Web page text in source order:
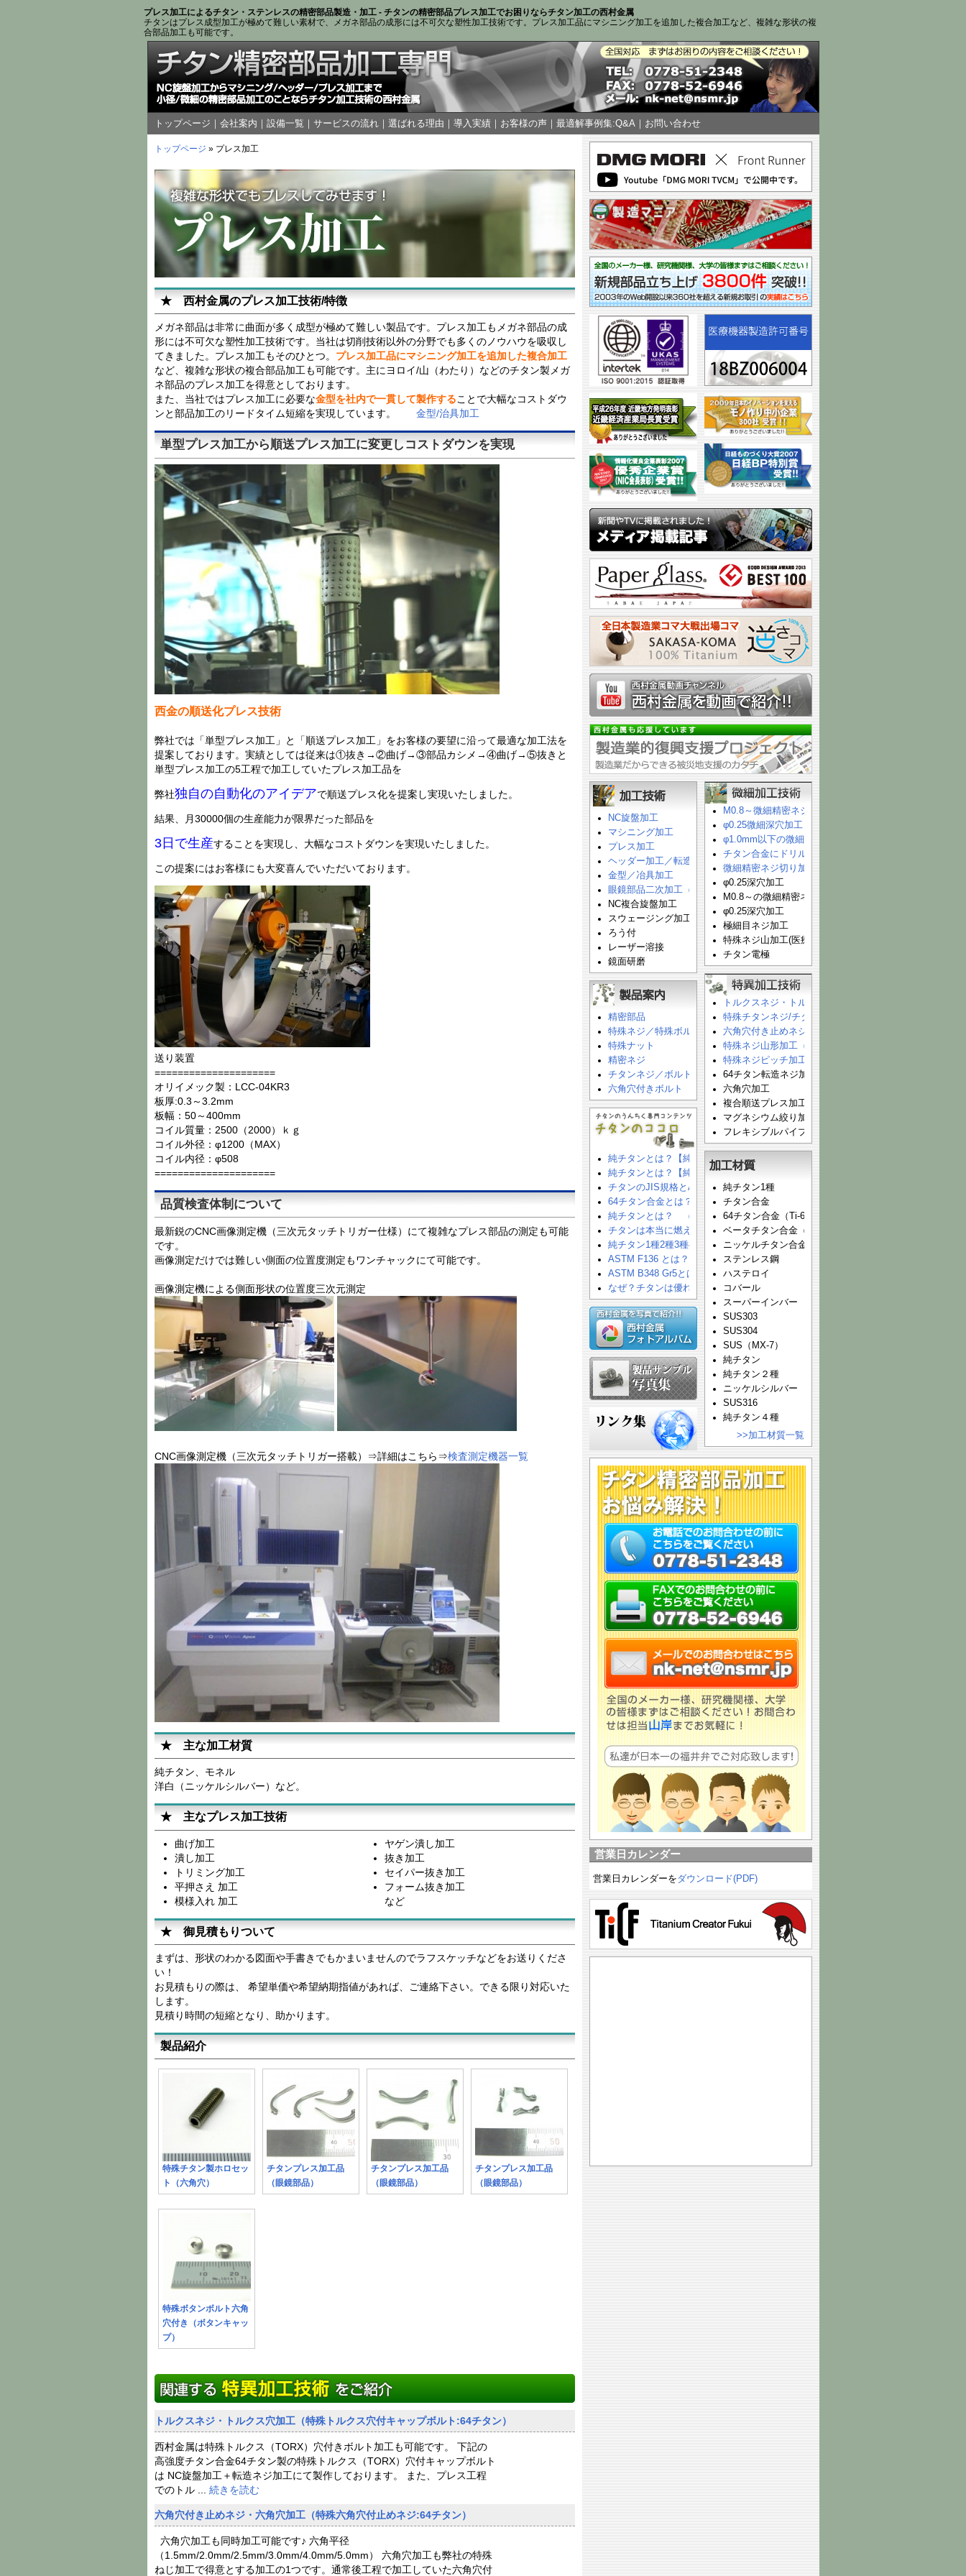
プレス加工によるチタン・ステンレスの精密部品製造・加工 - チタンの精密部品プレス加工でお困りならチタン加工の西村金属
チタンはプレス成型加工が極めて難しい素材で、メガネ部品の成形には不可欠な塑性加工技術です。プレス加工品にマシニング加工を追加した複合加工など、複雑な形状の複
合部品加工も可能です。
トップページ ｜ 会社案内 ｜ 設備一覧 ｜ サービスの流れ｜ 選ばれる理由 ｜ 導入実績｜ お客様の声｜ 最適解事例集:Q&A｜ お問い合わせ
トップページ » プレス加工
★ 西村金属のプレス加工技術/特徴
メガネ部品は非常に曲面が多く成型が極めて難しい製品です。プレス加工もメガネ部品の成
形には不可欠な塑性加工技術です。当社は切削技術以外の分野でも多くのノウハウを吸収し
てきました。プレス加工もそのひとつ。 プレス加工品にマシニング加工を追加した複合加工
など、複雑な形状の複合部品加工も可能です。主にヨロイ/山（わたり）などのチタン製メガ
ネ部品のプレス加工を得意としております。
また、当社ではプレス加工に必要な金型を社内で一貫して製作することで大幅なコストダウ
ンと部品加工のリードタイム短縮を実現しています。 金型/治具加工
単型プレス加工から順送プレス加工に変更しコストダウンを実現
西金の順送化プレス技術
弊社では「単型プレス加工」と「順送プレス加工」をお客様の要望に沿って最適な加工法を
提案しております。実績としては従来は①抜き→②曲げ→③部品カシメ→④曲げ→⑤抜きと
単型プレス加工の5工程で加工していたプレス加工品を
弊社独自の自動化のアイデアで順送プレス化を提案し実現いたしました。
結果、月30000個の生産能力が限界だった部品を
3日で生産することを実現し、大幅なコストダウンを実現いたしました。
この提案にはお客様にも大変喜んでいただいております。
送り装置
=====================
オリイメック製：LCC-04KR3
板厚:0.3～3.2mm
板幅：50～400mm
コイル質量：2500（2000）ｋｇ
コイル外径：φ1200（MAX）
コイル内径：φ508
=====================
品質検査体制について
最新鋭のCNC画像測定機（三次元タッチトリガー仕様）にて複雑なプレス部品の測定も可能
です。
画像測定だけでは難しい側面の位置度測定もワンチャックにて可能です。
画像測定機による側面形状の位置度三次元測定
CNC画像測定機（三次元タッチトリガー搭載）⇒詳細はこちら⇒検査測定機器一覧
★ 主な加工材質
純チタン、モネル
洋白（ニッケルシルバー）など。
★ 主なプレス加工技術
曲げ加工
潰し加工
トリミング加工
平押さえ 加工
模様入れ 加工
ヤゲン潰し加工
抜き加工
セイパー抜き加工
フォーム抜き加工
など
★ 御見積もりついて
まずは、形状のわかる図面や手書きでもかまいませんのでラフスケッチなどをお送りくださ
い！
お見積もりの際は、 希望単価や希望納期指値があれば、ご連絡下さい。できる限り対応いた
します。
見積り時間の短縮となり、助かります。
製品紹介
特殊チタン製ホロセッ
ト（六角穴）
チタンプレス加工品
（眼鏡部品）
チタンプレス加工品
（眼鏡部品）
チタンプレス加工品
（眼鏡部品）
特殊ボタンボルト六角
穴付き（ボタンキャッ
プ）
トルクスネジ・トルクス穴加工（特殊トルクス穴付キャップボルト:64チタン）
西村金属は特殊トルクス（TORX）穴付きボルト加工も可能です。 下記の
高強度チタン合金64チタン製の特殊トルクス（TORX）穴付キャップボルト
は NC旋盤加工＋転造ネジ加工にて製作しております。 また、プレス工程
でのトル ... 続きを読む
六角穴付き止めネジ・六角穴加工（特殊六角穴付止めネジ:64チタン）
六角穴加工も同時加工可能です♪ 六角平径
（1.5mm/2.0mm/2.5mm/3.0mm/4.0mm/5.0mm） 六角穴加工も弊社の特殊
ねじ加工で得意とする加工の1つです。通常後工程で加工していた六角穴付
NC旋盤加工
マシニング加工
プレス加工
ヘッダー加工／転造加工
金型／冶具加工
眼鏡部品二次加工（２次加工専用機 ５４台）
NC複合旋盤加工
スウェージング加工
ろう付
レーザー溶接
鏡面研磨
精密部品
特殊ネジ／特殊ボルト
特殊ナット
精密ネジ
チタンネジ／ボルト
六角穴付きボルト
純チタンとは？【純チタンの機械的性質：板・条・棒・線】
純チタンとは？【純チタンの物理的性質】
チタンのJIS規格とASTM規格の対応表
64チタン合金とは？（概要・化学成分・物理的・機械的性質）
純チタンとは？ （概要と化学成分・機械的性質・物理的性質：まとめ）
チタンは本当に燃えるのか！？ チタン燃焼実験『動画』
純チタン1種2種3種4種の伸び率の違いは？
ASTM F136 とは？（医療用チタン材）
ASTM B348 Gr5とは？
なぜ？チタンは優れた耐食性を示すのか？
M0.8～微細精密ネジ切り加工！
φ0.25微細深穴加工（ステンレス）
φ1.0mm以下の微細深穴加工（SUS）
チタン合金にドリル径の10倍の微細深穴加工
微細精密ネジ切り加工 M1.0から
φ0.25深穴加工
M0.8～の微細精密ネジ切り加工
φ0.25深穴加工
極細目ネジ加工
特殊ネジ山加工(医療ネジ)
チタン電極
トルクスネジ・トルクス穴加工（特殊トルクス穴付キャ
特殊チタンネジ/チタンボルト加工（既製品にないM1.0/
六角穴付き止めネジ・六角穴加工（特殊六角穴付止めネ
特殊ネジ山形加工（特殊刃物を作成することで、特殊形
特殊ネジピッチ加工（M5.0ｘP0.25 – 極細目ネジ）
64チタン転造ネジ加工
六角穴加工
複合順送プレス加工
マグネシウム絞り加工
フレキシブルパイプ加工
純チタン1種
チタン合金
64チタン合金（Ti-6AL-4V）
ベータチタン合金（15-3-3-3）
ニッケルチタン合金（形状記憶合金）
ステンレス鋼
ハステロイ
コバール
スーパーインバー
SUS303
SUS304
SUS（MX-7）
純チタン
純チタン２種
ニッケルシルバー
SUS316
純チタン４種
>>加工材質一覧
営業日カレンダー
営業日カレンダーをダウンロード(PDF)